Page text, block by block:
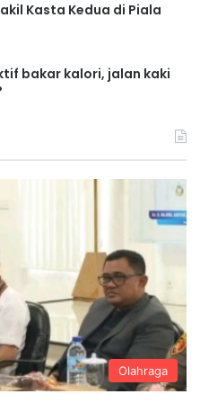
Kasta Kedua di Piala
bakar kalori, jalan kaki
Olahraga